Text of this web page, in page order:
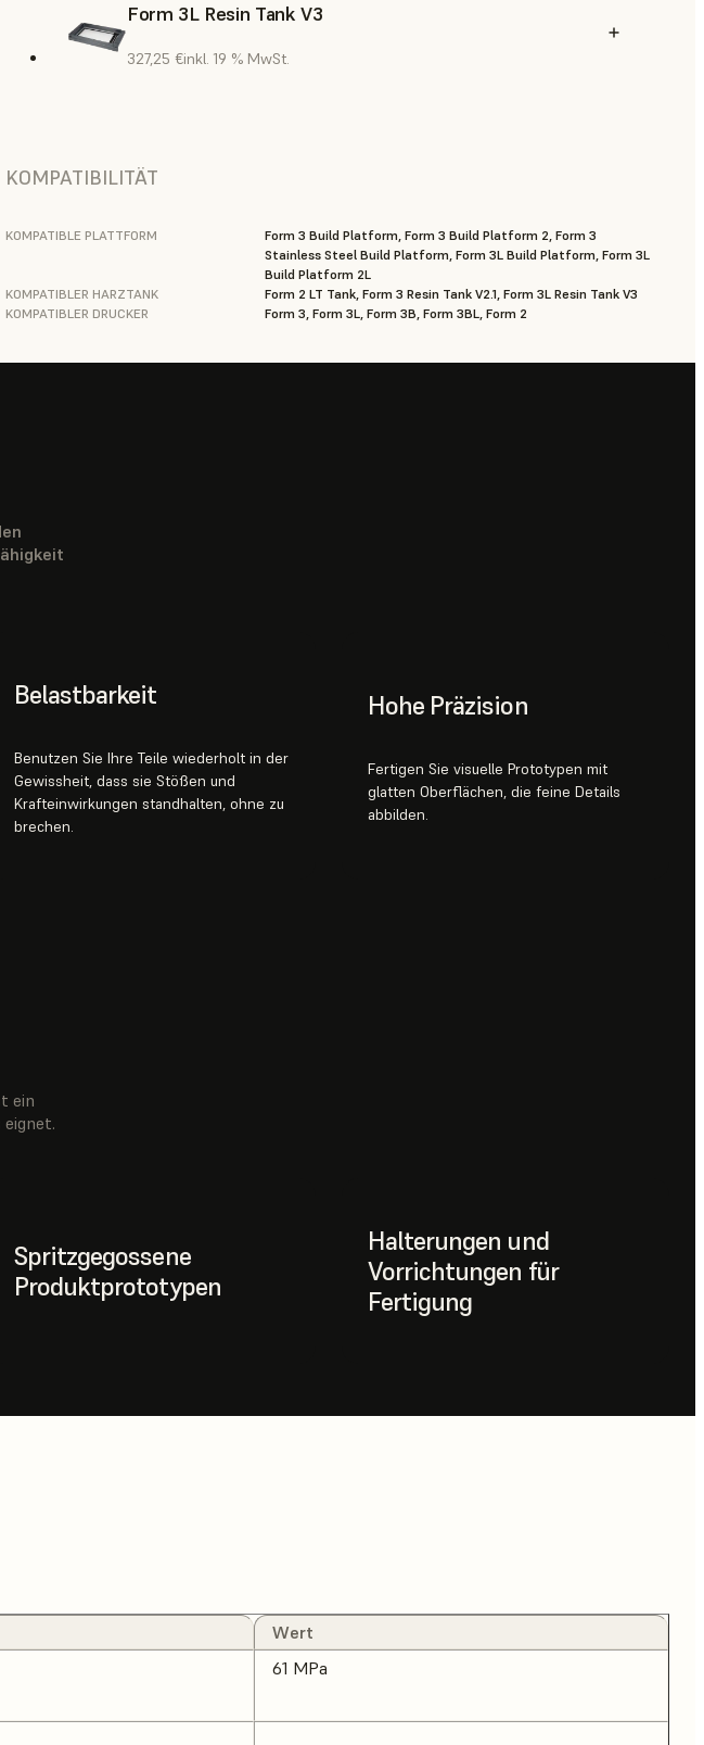
Form 3L Resin Tank V3
327,25 €inkl. 19 % MwSt.
KOMPATIBILITÄT
KOMPATIBLE PLATTFORM
Form 3 Build Platform, Form 3 Build Platform 2, Form 3
Stainless Steel Build Platform, Form 3L Build Platform, Form 3L
Build Platform 2L
KOMPATIBLER HARZTANK
Form 2 LT Tank, Form 3 Resin Tank V2.1, Form 3L Resin Tank V3
KOMPATIBLER DRUCKER
Form 3, Form 3L, Form 3B, Form 3BL, Form 2
Belastbarkeit
Benutzen Sie Ihre Teile wiederholt in der
Gewissheit, dass sie Stößen und
Krafteinwirkungen standhalten, ohne zu
brechen.
Hohe Präzision
Fertigen Sie visuelle Prototypen mit
glatten Oberflächen, die feine Details
abbilden.
ein
Spritzgegossene
Produktprototypen
Halterungen und
Vorrichtungen für
Fertigung
Wert
61 MPa